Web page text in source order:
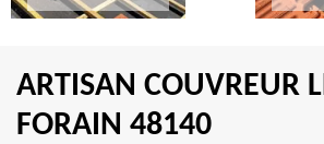
ARTISAN COUVREUR
FORAIN 48140